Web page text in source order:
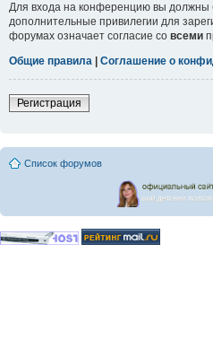
Для входа на конференцию вы должны
дополнительные привилегии для
форумах означает согласие со всеми
Общие правила
Соглашение о
Регистрация
Список форумов